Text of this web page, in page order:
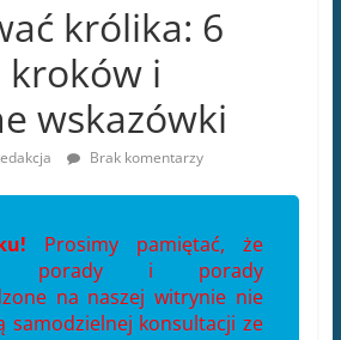
królika: 6
i
wskazówki
Brak komentarzy
Prosimy pamiętać, że
porady i porady
na naszej witrynie nie
samodzielnej konsultacji ze